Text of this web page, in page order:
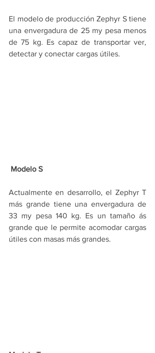
El modelo de producción Zephyr S tiene
una envergadura de 25 my pesa menos
de 75 kg. Es capaz de transportar ver,
detectar y conectar cargas útiles.
Modelo S
Actualmente en desarrollo, el Zephyr T
más grande tiene una envergadura de
33 my pesa 140 kg. Es un tamaño ás
grande que le permite acomodar cargas
útiles con masas más grandes.